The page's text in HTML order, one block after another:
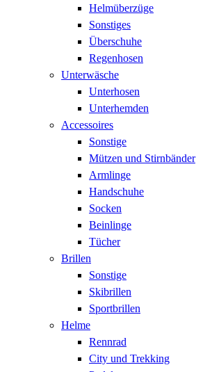
Helmüberzüge
Sonstiges
Überschuhe
Regenhosen
Unterwäsche
Unterhosen
Unterhemden
Accessoires
Sonstige
Mützen und Stirnbänder
Armlinge
Handschuhe
Socken
Beinlinge
Tücher
Brillen
Sonstige
Skibrillen
Sportbrillen
Helme
Rennrad
City und Trekking